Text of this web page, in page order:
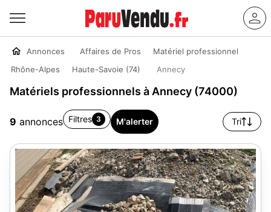
Annonces Affaires de Pros
Matériel professionnel
Rhône-Alpes
Haute-Savoie (74) Annecy
Matériels professionnels à Annecy (74000)
9 annonces Filtres 3 M'alerter Tri